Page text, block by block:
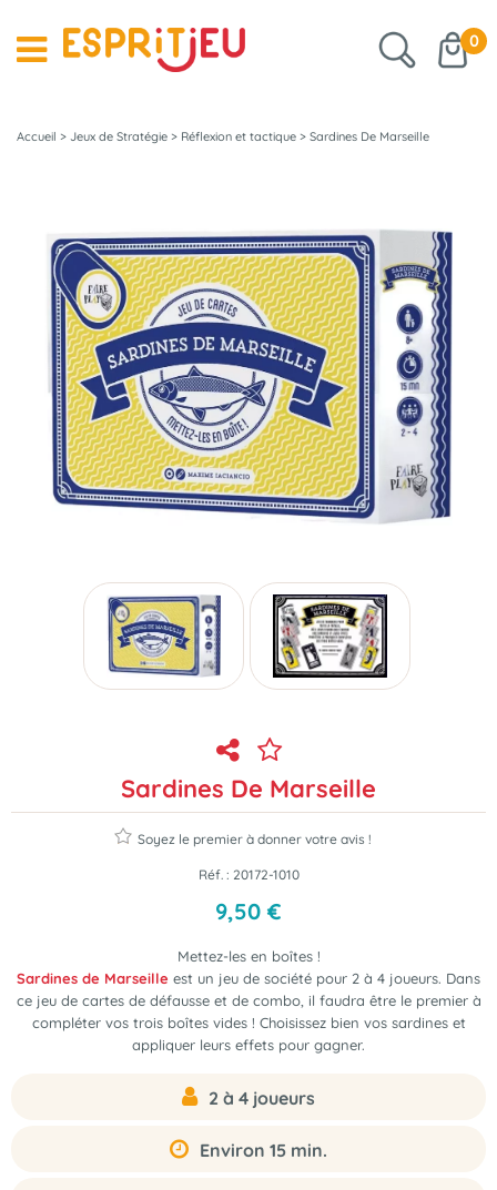
0
Accueil > Jeux de Stratégie > Réflexion et tactique > Sardines De Marseille
Sardines De Marseille
Soyez le premier à donner votre avis !
Réf. : 20172-1010
9,50 €
Mettez-les en boîtes !
Sardines de Marseille est un jeu de société pour 2 à 4 joueurs. Dans
ce jeu de cartes de défausse et de combo, il faudra être le premier à
compléter vos trois boîtes vides ! Choisissez bien vos sardines et
appliquer leurs effets pour gagner.
2 à 4 joueurs
Environ 15 min.